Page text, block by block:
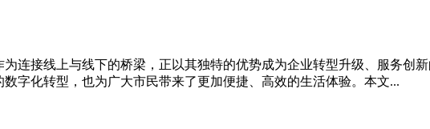
连接线上与线下的桥梁，正以其独特的优势成为企业转型升级、服务创
字化转型，也为广大市民带来了更加便捷、高效的生活体验。本文...